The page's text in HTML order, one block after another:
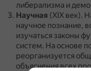
либерализма и
Научная (XIX век).
научное познание,
изучаться законы
систем. На основе
реорганизуется
объяснения всех